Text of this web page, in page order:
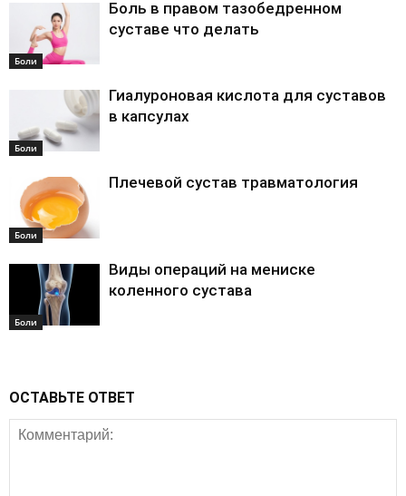
Боли
Боль в правом тазобедренном
суставе что делать
Боли
Гиалуроновая кислота для суставов
в капсулах
Боли
Плечевой сустав травматология
Боли
Виды операций на мениске
коленного сустава
ОСТАВЬТЕ ОТВЕТ